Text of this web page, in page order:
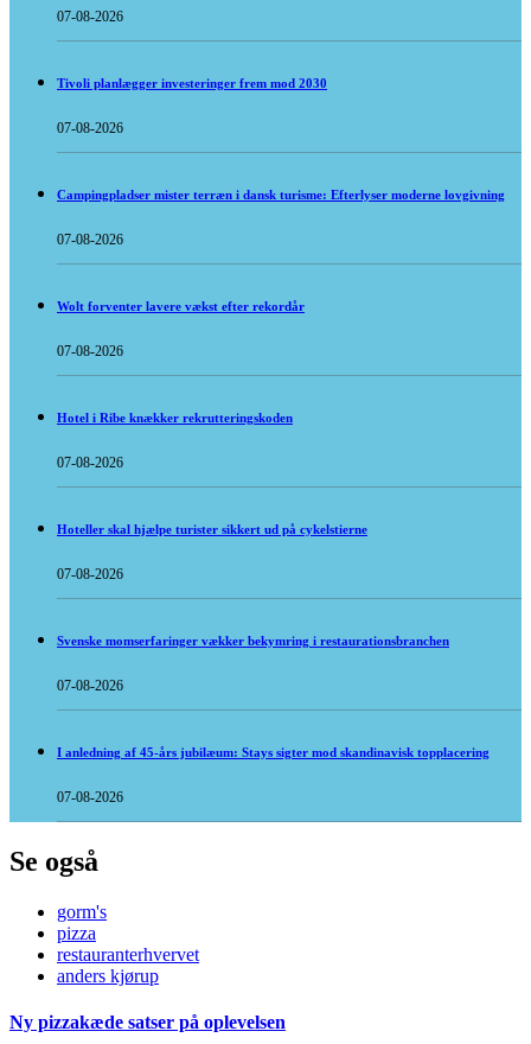
07-08-2026
Tivoli planlægger investeringer frem mod 2030
07-08-2026
Campingpladser mister terræn i dansk turisme: Efterlyser moderne lovgivning
07-08-2026
Wolt forventer lavere vækst efter rekordår
07-08-2026
Hotel i Ribe knækker rekrutteringskoden
07-08-2026
Hoteller skal hjælpe turister sikkert ud på cykelstierne
07-08-2026
Svenske momserfaringer vækker bekymring i restaurationsbranchen
07-08-2026
I anledning af 45-års jubilæum: Stays sigter mod skandinavisk topplacering
07-08-2026
Se også
gorm's
pizza
restauranterhvervet
anders kjørup
Ny pizzakæde satser på oplevelsen